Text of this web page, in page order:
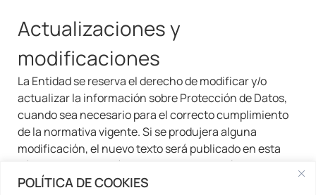
POLÍTICA DE COOKIES
Actualizaciones y
modificaciones
La Entidad se reserva el derecho de modificar y/o
actualizar la información sobre Protección de Datos,
cuando sea necesario para el correcto cumplimiento
de la normativa vigente. Si se produjera alguna
modificación, el nuevo texto será publicado en esta
página, donde podrá tener acceso a la Política actual.
En cada caso, la relación con los usuarios se regirá por